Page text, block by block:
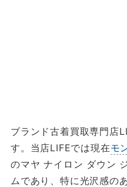
ブランド古着買取専門店
す。当店LIFEでは現在モ
のマヤ ナイロン ダウン
ムであり、特に光沢感の